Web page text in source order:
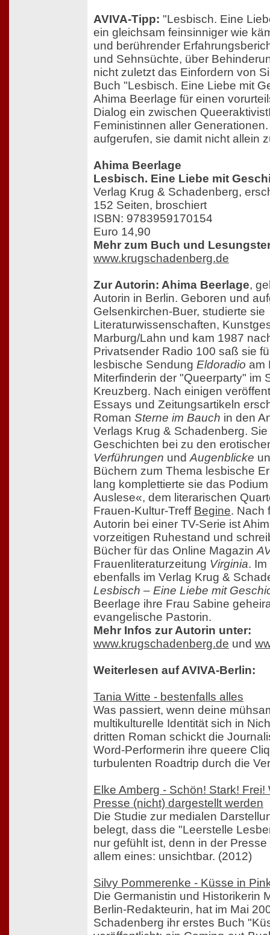
AVIVA-Tipp: "Lesbisch. Eine
ein gleichsam feinsinniger wie
und berührender
und Sehnsüchte, über
nicht zuletzt das Einfordern von
Buch "Lesbisch. Eine Liebe mit
Ahima Beerlage für einen
Dialog ein zwischen
Feministinnen aller
aufgerufen, sie damit nicht allein
Ahima Beerlage
Lesbisch. Eine Liebe mit
Verlag Krug & Schadenberg,
152 Seiten, broschiert
ISBN: 9783959170154
Euro 14,90
Mehr zum Buch und
www.krugschadenberg.de
Zur Autorin: Ahima Beerlage,
Autorin in Berlin. Geboren und
Gelsenkirchen-Buer, studierte sie
Literaturwissenschaften,
Marburg/Lahn und kam 1987
Privatsender Radio 100 saß sie
lesbische Sendung Eldoradio am
Miterfinderin der "Queerparty" im
Kreuzberg. Nach einigen
Essays und Zeitungsartikeln
Roman Sterne im Bauch in den
Verlags Krug & Schadenberg.
Geschichten bei zu den
Verführungen undAugenblicke
Büchern zum Thema lesbische
lang komplettierte sie das
Auslese«, dem literarischen
Frauen-Kultur-Treff Begine. Nach
Autorin bei einer TV-Serie ist
vorzeitigen Ruhestand und
Bücher für das Online Magazin
Frauenliteraturzeitung Virginia.
ebenfalls im Verlag Krug &
Lesbisch – Eine Liebe mit
Beerlage ihre Frau Sabine
evangelische Pastorin.
Mehr Infos zur Autorin unter:
www.krugschadenberg.de und
Weiterlesen auf AVIVA-Berlin:
Tania Witte - bestenfalls alles
Was passiert, wenn deine
multikulturelle Identität sich in
dritten Roman schickt die
Word-Performerin ihre queere
turbulenten Roadtrip durch die
Elke Amberg - Schön! Stark!
Presse (nicht) dargestellt werden
Die Studie zur medialen
belegt, dass die "Leerstelle
nur gefühlt ist, denn in der
allem eines: unsichtbar. (2012)
Silvy Pommerenke - Küsse in
Die Germanistin und Historikerin
Berlin-Redakteurin, hat im Mai
Schadenberg ihr erstes Buch